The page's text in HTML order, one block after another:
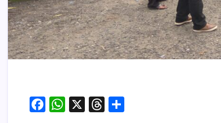
F
W X
T